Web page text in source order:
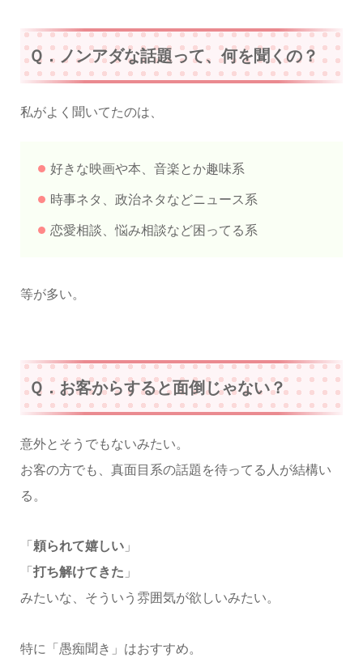
Ｑ．ノンアダな話題って、何を聞くの？
私がよく聞いてたのは、
好きな映画や本、音楽とか趣味系
時事ネタ、政治ネタなどニュース系
恋愛相談、悩み相談など困ってる系
等が多い。
Ｑ．お客からすると面倒じゃない？
意外とそうでもないみたい。
お客の方でも、真面目系の話題を待ってる人が結構い
る。
「 頼られて嬉しい」
「 打ち解けてきた 」
みたいな、そういう雰囲気が欲しいみたい。
特に「愚痴聞き」はおすすめ。